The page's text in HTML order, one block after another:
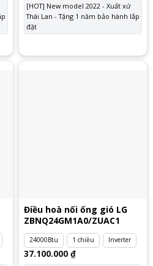
[HOT] New model 2022 - Xuất xứ
Thái Lan - Tặng 1 năm bảo hành lắp
đặt
Điều hoà nối ống gió LG
ZBNQ24GM1A0/ZUAC1
24000Btu 1 chiều Inverter
37.100.000 ₫